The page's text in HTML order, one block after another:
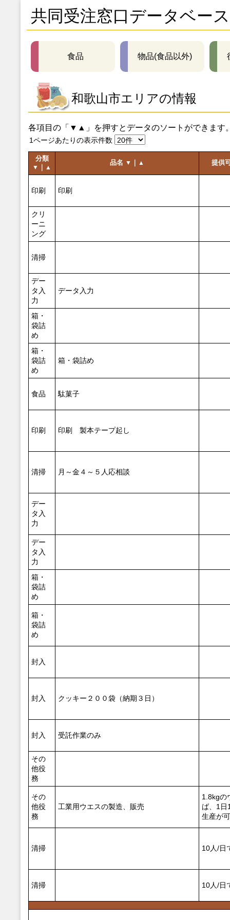
共同受注窓口データベース
食品 物品(食品以外)
和歌山市エリアの情報
各項目の「▼▲」を押すとデータのソートができます
1ページあたりの表示件数
分類
▼ ▲
品名 ▼ ▲ 提供
印刷 印刷
クリ
ーニ
ング
清掃
デー
タ入
力
データ入力
箱・
袋詰
め
箱・
袋詰
め
箱・袋詰め
食品 駄菓子
印刷 印刷 製本テープ起し
清掃 月～金４～５人応相談
デー
タ入
力
デー
タ入
力
箱・
袋詰
め
箱・
袋詰
め
封入
封入 クッキー２００袋（納期３日）
封入 受託作業のみ
その
他役
務
その
他役
務
工業用ウエスの製造、販売
1.8kgの
ば、1日
生産が
清掃 10人/日
清掃 10人/日